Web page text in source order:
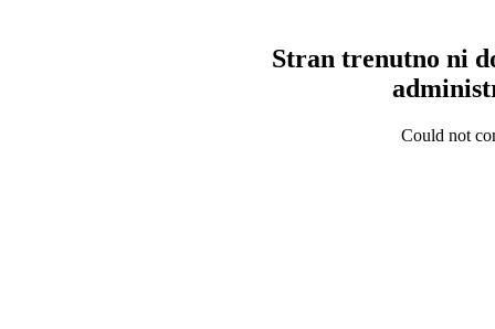
Stran trenutno ni
Could not